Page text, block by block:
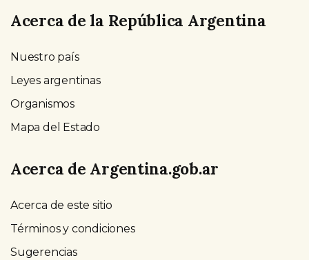
Acerca de la República Argentina
Nuestro país
Leyes argentinas
Organismos
Mapa del Estado
Acerca de Argentina.gob.ar
Acerca de este sitio
Términos y condiciones
Sugerencias